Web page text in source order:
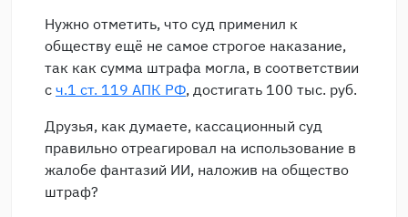
Нужно отметить, что суд применил к
обществу ещё не самое строгое наказание,
так как сумма штрафа могла, в соответствии
с ч.1 ст. 119 АПК РФ, достигать 100 тыс. руб.
Друзья, как думаете, кассационный суд
правильно отреагировал на использование в
жалобе фантазий ИИ, наложив на общество
штраф?